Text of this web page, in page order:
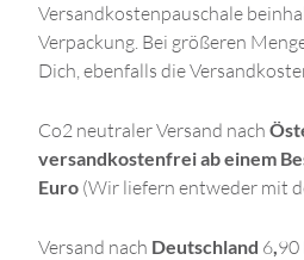
Versandkostenpauschale
Verpackung. Bei größeren
Dich, ebenfalls die
Co2 neutraler Versand nach
versandkostenfrei ab einem
Euro (Wir liefern entweder mit
Versand nach Deutschland 6,90